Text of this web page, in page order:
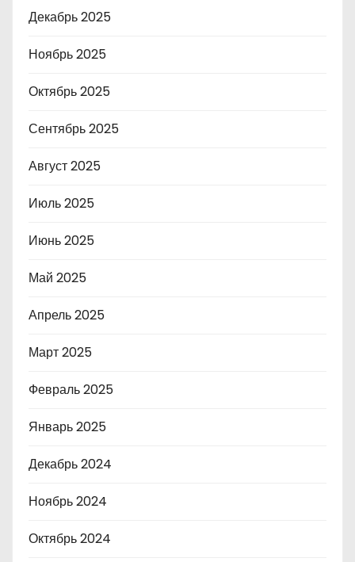
Декабрь 2025
Ноябрь 2025
Октябрь 2025
Сентябрь 2025
Август 2025
Июль 2025
Июнь 2025
Май 2025
Апрель 2025
Март 2025
Февраль 2025
Январь 2025
Декабрь 2024
Ноябрь 2024
Октябрь 2024